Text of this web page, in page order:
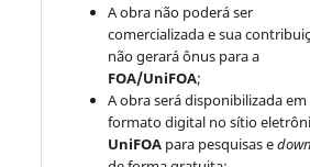
A obra não poderá ser
comercializada e sua
não gerará ônus para a
FOA/UniFOA;
A obra será disponibilizada em
formato digital no sítio
UniFOA para pesquisas e